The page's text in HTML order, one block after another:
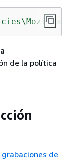
de la política
de